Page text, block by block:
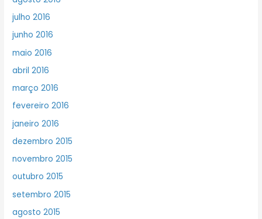
julho 2016
junho 2016
maio 2016
abril 2016
março 2016
fevereiro 2016
janeiro 2016
dezembro 2015
novembro 2015
outubro 2015
setembro 2015
agosto 2015